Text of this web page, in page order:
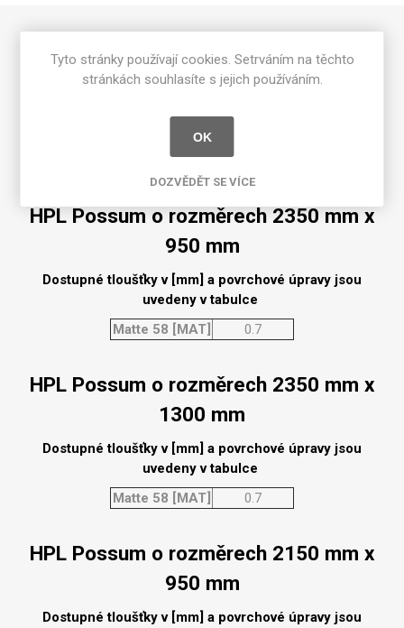
1300 mm
uvedeny v tabulce
Matte 58 [MAT]
HPL Possum o rozměrech 2350 mm x
950 mm
Dostupné tloušťky v [mm] a povrchové úpravy jsou
uvedeny v tabulce
Matte 58 [MAT]
0.7
HPL Possum o rozměrech 2350 mm x
1300 mm
Dostupné tloušťky v [mm] a povrchové úpravy jsou
uvedeny v tabulce
Matte 58 [MAT]
0.7
HPL Possum o rozměrech 2150 mm x
950 mm
Dostupné tloušťky v [mm] a povrchové úpravy jsou
Tyto stránky používají cookies. Setrváním na těchto
stránkách souhlasíte s jejich používáním.
OK
DOZVĚDĚT SE VÍCE